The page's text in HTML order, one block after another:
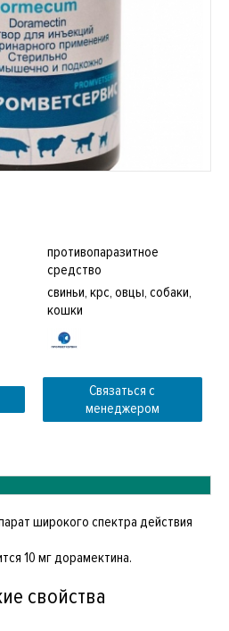
противопаразитное
средство
свиньи, крс, овцы, собаки,
кошки
Связаться с
менеджером
широкого спектра действия
10 мг дорамектина.
свойства